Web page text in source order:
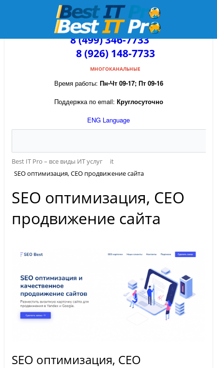
8 (499) 346-7733
8 (926) 148-7733
МНОГОКАНАЛЬНЫЕ
Время работы: Пн-Чт 09-17; Пт 09-16
Поддержка по email: Круглосуточно
ENG Language
Best IT Pro – все виды ИТ услуг
it
SEO оптимизация, СЕО продвижение сайта
SEO оптимизация, СЕО
продвижение сайта
SEO оптимизация, СЕО